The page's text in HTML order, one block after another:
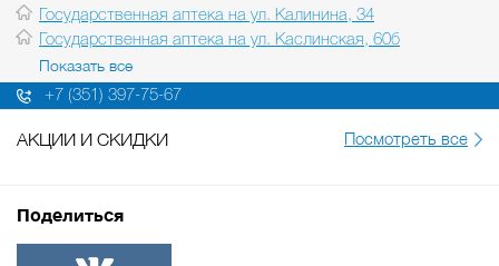
Государственная аптека на ул. Калинина, 34
Государственная аптека на ул. Каслинская, 60б
Показать все
+7 (351) 397-75-67
Посмотреть все
АКЦИИ И СКИДКИ
Поделиться